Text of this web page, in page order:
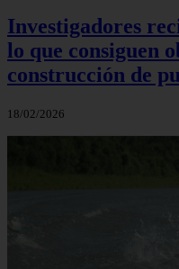
Investigadores
lo que consiguen
construcción de
18/02/2026